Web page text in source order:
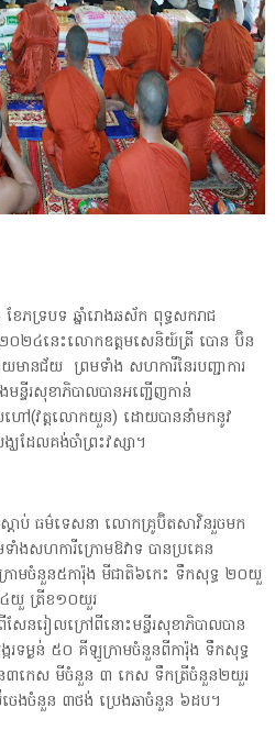
ែភទ្របទ ឆ្នាំរោងឆស័ក ពុទ្ធសករាជ
ាំ២០២៤នេះលោកឧត្តមសេនិយ៍ត្រី បោន ប៊ិន
ាយមានជ័យ ព្រមទាំង សហការីនៃរបញ្ជាការ
មន្ទីរសុខាភិបាលបានអញ្ជើញកាន់
លហៅ(វត្តលោកយួន) ដោយបាននាំមកនូវ
ឃដែលគង់ចាំព្រះវស្សា។
តាប់ ធម៌ទេសនា លោកគ្រូប៊ិតសាវិនរួចមក
សហការីក្រោមឱវាទ បានប្រគេន
រាមចំនួន៥ការ៉ុង មីជាតិ៦កេះ ទឹកសុទ្ធ ២០យួ
យួ ត្រីខ១០យួរ
នរៀលក្រៅពីនោះមន្ទីរសុខាភិបាលបាន
ម្ងន់ ៥០ គីឡូក្រាមចំនួនពីការ៉ុង ទឹកសុទ្ធ
៣កេស មីចំនួន ៣ កេស ទឹកត្រីចំនួន២យួរ
ងចំនួន ៣ថង់ ប្រេងឆាចំនួន ៦ដប។